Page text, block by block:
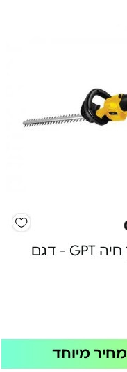
גוזם גדר חיה GPT - דגם
מחיר מיוחד